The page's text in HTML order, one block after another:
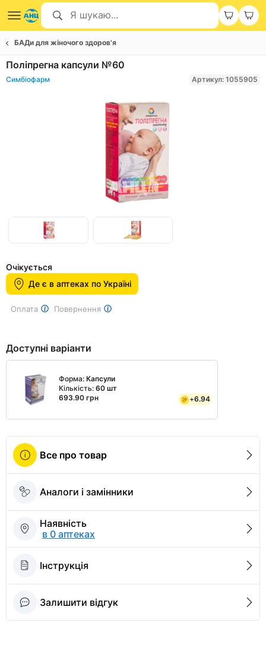
БАДи для жіночого здоров'я
Поліпрегна капсули №60
Симбіофарм Артикул: 1055905
Item
of
1
of
2
Очікується
Де є в аптеках по Україні
Оплата Повернення
Доступні варіанти
Форма: Капсули
Кількість: 60 шт
693.90 грн
+6.94
Все про товар
Аналоги і замінники
Наявність
в 0 аптеках
Інструкція
Залишити відгук